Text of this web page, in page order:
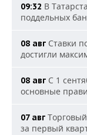
09:32 В
поддельных
08 авг Ставки
достигли
08 авг С 1
основные
07 авг
за первый